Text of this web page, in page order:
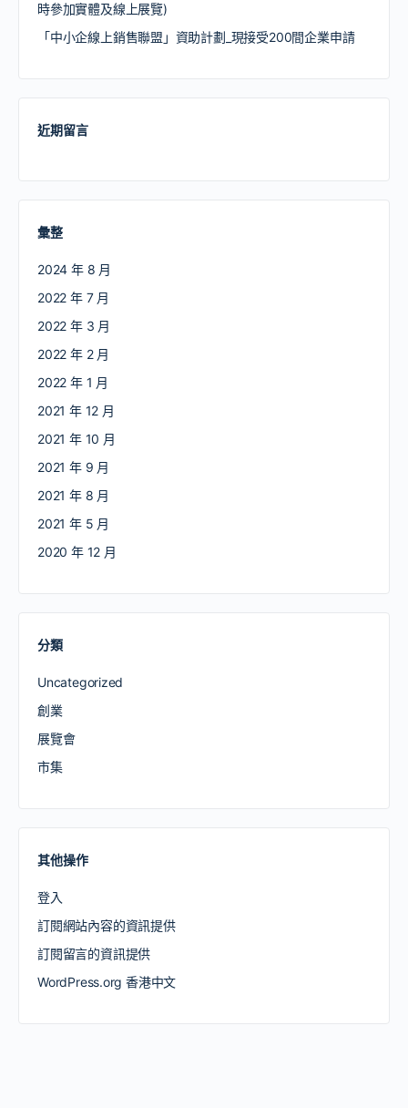
時參加實體及線上展覽)
「中小企線上銷售聯盟」資助計劃_現接受200間企業申請
近期留言
彙整
2024 年 8 月
2022 年 7 月
2022 年 3 月
2022 年 2 月
2022 年 1 月
2021 年 12 月
2021 年 10 月
2021 年 9 月
2021 年 8 月
2021 年 5 月
2020 年 12 月
分類
Uncategorized
創業
展覽會
市集
其他操作
登入
訂閱網站內容的資訊提供
訂閱留言的資訊提供
WordPress.org 香港中文